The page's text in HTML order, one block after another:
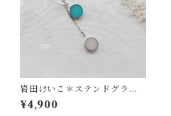
岩田けいこ＊ステンドグラスL
oopチェーンネックレス - ピ
ンク＆ブルー -
¥4,900